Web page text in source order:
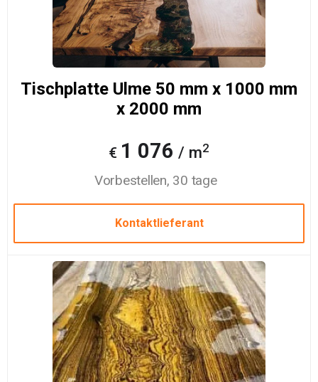
Tischplatte Ulme 50 mm x 1000 mm
x 2000 mm
€ 1 076 / m2
Vorbestellen, 30 tage
Kontaktlieferant